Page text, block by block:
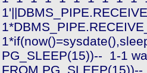
PG_SLEEP(15))--
1-1
FROM PG_SLEEP(15))--